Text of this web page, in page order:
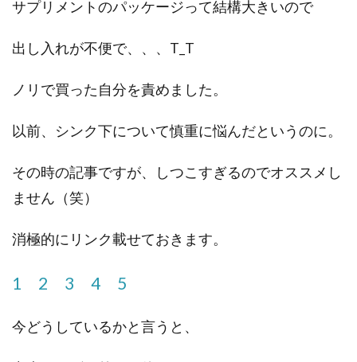
サプリメントのパッケージって結構大きいので
出し入れが不便で、、、T_T
ノリで買った自分を責めました。
以前、シンク下について慎重に悩んだというのに。
その時の記事ですが、しつこすぎるのでオススメし
ません（笑）
消極的にリンク載せておきます。
1 2 3 4 5
今どうしているかと言うと、